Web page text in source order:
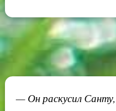
— Он раскусил